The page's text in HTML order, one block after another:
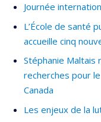
Journée
L’École de santé
accueille cinq
Stéphanie Maltais
recherches pour
Canada
Les enjeux de la